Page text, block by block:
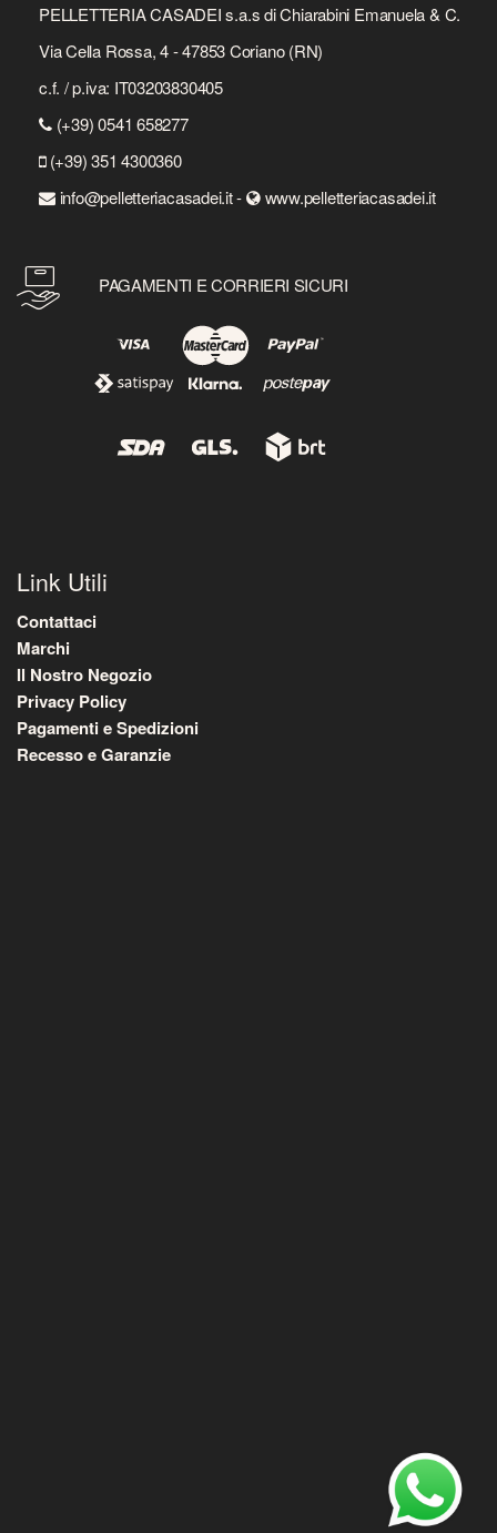
PELLETTERIA CASADEI s.a.s di Chiarabini Emanuela & C.
Via Cella Rossa, 4 - 47853 Coriano (RN)
c.f. / p.iva: IT03203830405
(+39) 0541 658277
(+39) 351 4300360
info@pelletteriacasadei.it -
www.pelletteriacasadei.it
PAGAMENTI E CORRIERI SICURI
Link Utili
Contattaci
Marchi
Il Nostro Negozio
Privacy Policy
Pagamenti e Spedizioni
Recesso e Garanzie